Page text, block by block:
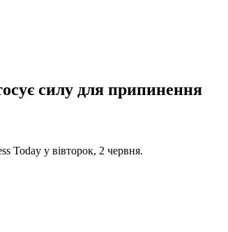
силу для припинення
Today у вівторок, 2 червня.